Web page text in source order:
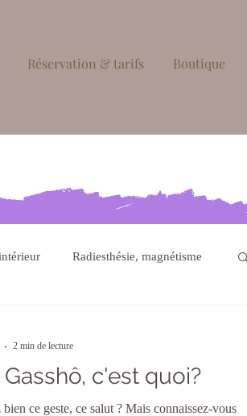
Réservation & tarifs Boutique
Radiesthésie, magnétisme
c'est quoi?
bien ce geste, ce salut ? Mais connaissez-vous
2 min de lecture